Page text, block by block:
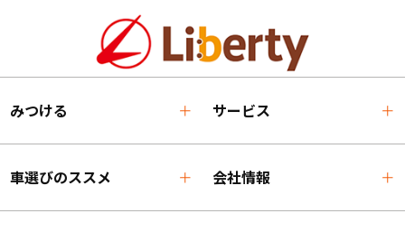
みつける サービス
車選びのススメ 会社情報